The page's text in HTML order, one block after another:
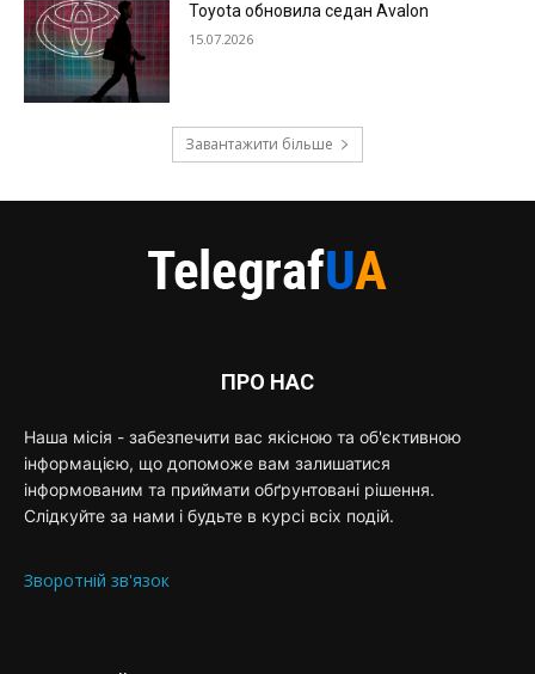
Toyota обновила седан Avalon
15.07.2026
Завантажити більше
ПРО НАС
Наша місія - забезпечити вас якісною та об'єктивною
інформацією, що допоможе вам залишатися
інформованим та приймати обґрунтовані рішення.
Слідкуйте за нами і будьте в курсі всіх подій.
Зворотній зв'язок